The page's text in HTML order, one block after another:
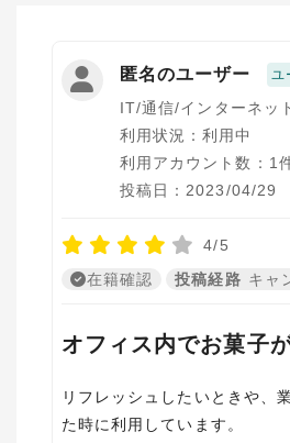
匿名のユーザー ユ
IT/通信/インターネッ
利用状況：利用中
利用アカウント数：1
投稿日：2023/04/29
4/5
在籍確認
投稿経路 キャ
オフィス内でお菓子
リフレッシュしたいときや、
た時に利用しています。